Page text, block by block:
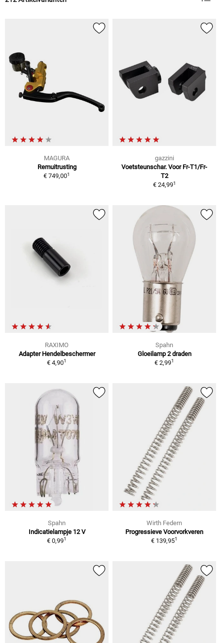
MAGURA
Remuitrusting
€ 749,001
gazzini
Voetsteunschar. Voor Fr-T1/Fr-
T2
€ 24,991
RAXIMO
Adapter Hendelbeschermer
€ 4,901
Spahn
Gloeilamp 2 draden
€ 2,991
Spahn
Indicatielampje 12 V
€ 0,991
Wirth Federn
Progressieve Voorvorkveren
€ 139,951